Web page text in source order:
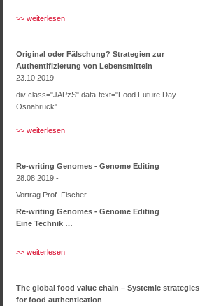
>> weiterlesen
Original oder Fälschung? Strategien zur
Authentifizierung von Lebensmitteln
23.10.2019 -
div class="JAPzS" data-text="Food Future Day
Osnabrück" …
>> weiterlesen
Re-writing Genomes - Genome Editing
28.08.2019 -
Vortrag Prof. Fischer
Re-writing Genomes - Genome Editing
Eine Technik …
>> weiterlesen
The global food value chain – Systemic strategies
for food authentication